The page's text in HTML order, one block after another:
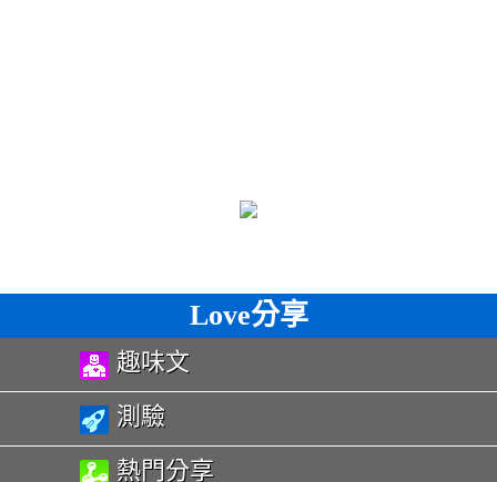
Love分享
趣味文
測驗
熱門分享